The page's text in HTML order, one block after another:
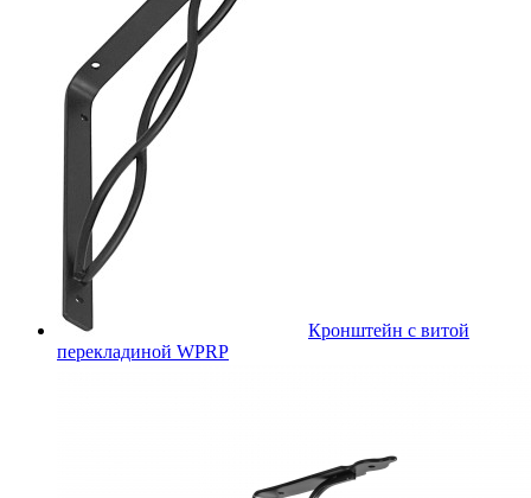
Кронштейн с витой
перекладиной WPRP